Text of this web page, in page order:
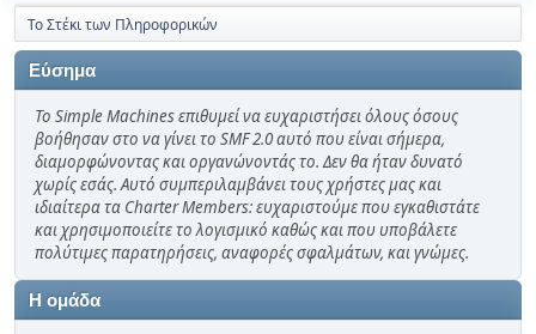
Το Στέκι των Πληροφορικών
Εύσημα
Το Simple Machines επιθυμεί να ευχαριστήσει όλους όσους
βοήθησαν στο να γίνει το SMF 2.0 αυτό που είναι σήμερα,
διαμορφώνοντας και οργανώνοντάς το. Δεν θα ήταν δυνατό
χωρίς εσάς. Αυτό συμπεριλαμβάνει τους χρήστες μας και
ιδιαίτερα τα Charter Members: ευχαριστούμε που εγκαθιστάτε
και χρησιμοποιείτε το λογισμικό καθώς και που υποβάλετε
πολύτιμες παρατηρήσεις, αναφορές σφαλμάτων, και γνώμες.
Η ομάδα